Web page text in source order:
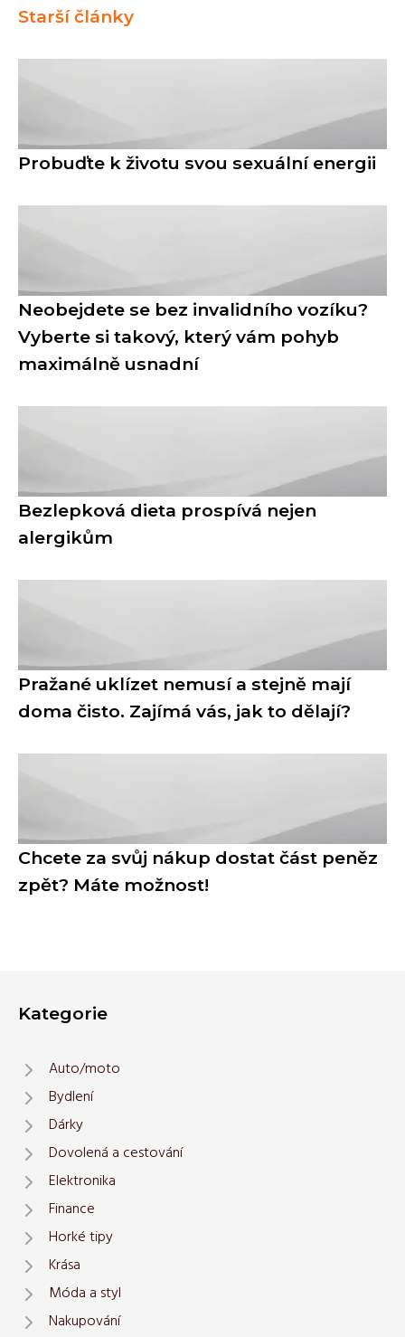
Starší články
Probuďte k životu svou sexuální energii
Neobejdete se bez invalidního vozíku?
Vyberte si takový, který vám pohyb
maximálně usnadní
Bezlepková dieta prospívá nejen
alergikům
Pražané uklízet nemusí a stejně mají
doma čisto. Zajímá vás, jak to dělají?
Chcete za svůj nákup dostat část peněz
zpět? Máte možnost!
Kategorie
Auto/moto
Bydlení
Dárky
Dovolená a cestování
Elektronika
Finance
Horké tipy
Krása
Móda a styl
Nakupování